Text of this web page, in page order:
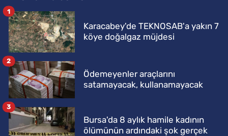
Karacabey'de TEKNOSAB'a yakın 7
köye doğalgaz müjdesi
1
Ödemeyenler araçlarını
satamayacak, kullanamayacak
2
Bursa'da 8 aylık hamile kadının
ölümünün ardındaki şok gerçek
3